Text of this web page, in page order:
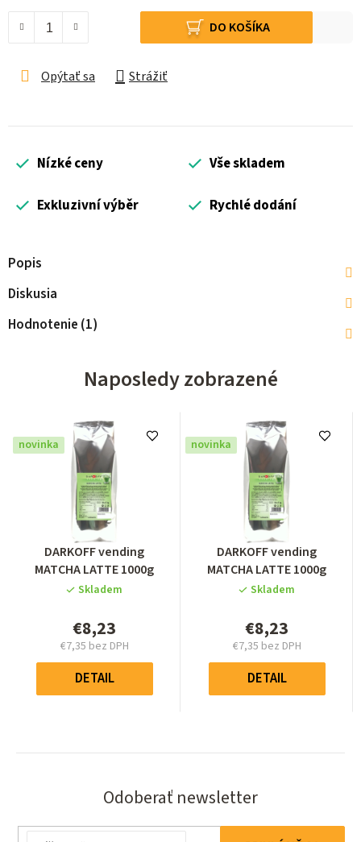
DO KOŠÍKA
Opýtať sa Strážiť
Nízké ceny Vše skladem
Exkluzivní výběr Rychlé dodání
Popis
Diskusia
Hodnotenie (1)
Naposledy zobrazené
novinka
Priemerné
hodnotenie
produktu
5,0
z
hviezdičiek.
DARKOFF vending
MATCHA LATTE 1000g
Skladem
€8,23
€7,35 bez DPH
Jednotková
cena:
DETAIL
novinka
Priemerné
hodnotenie
produktu
5,0
z
hviezdičiek.
DARKOFF vending
MATCHA LATTE 1000g
Skladem
€8,23
€7,35 bez DPH
Jednotková
cena:
DETAIL
Odoberať newsletter